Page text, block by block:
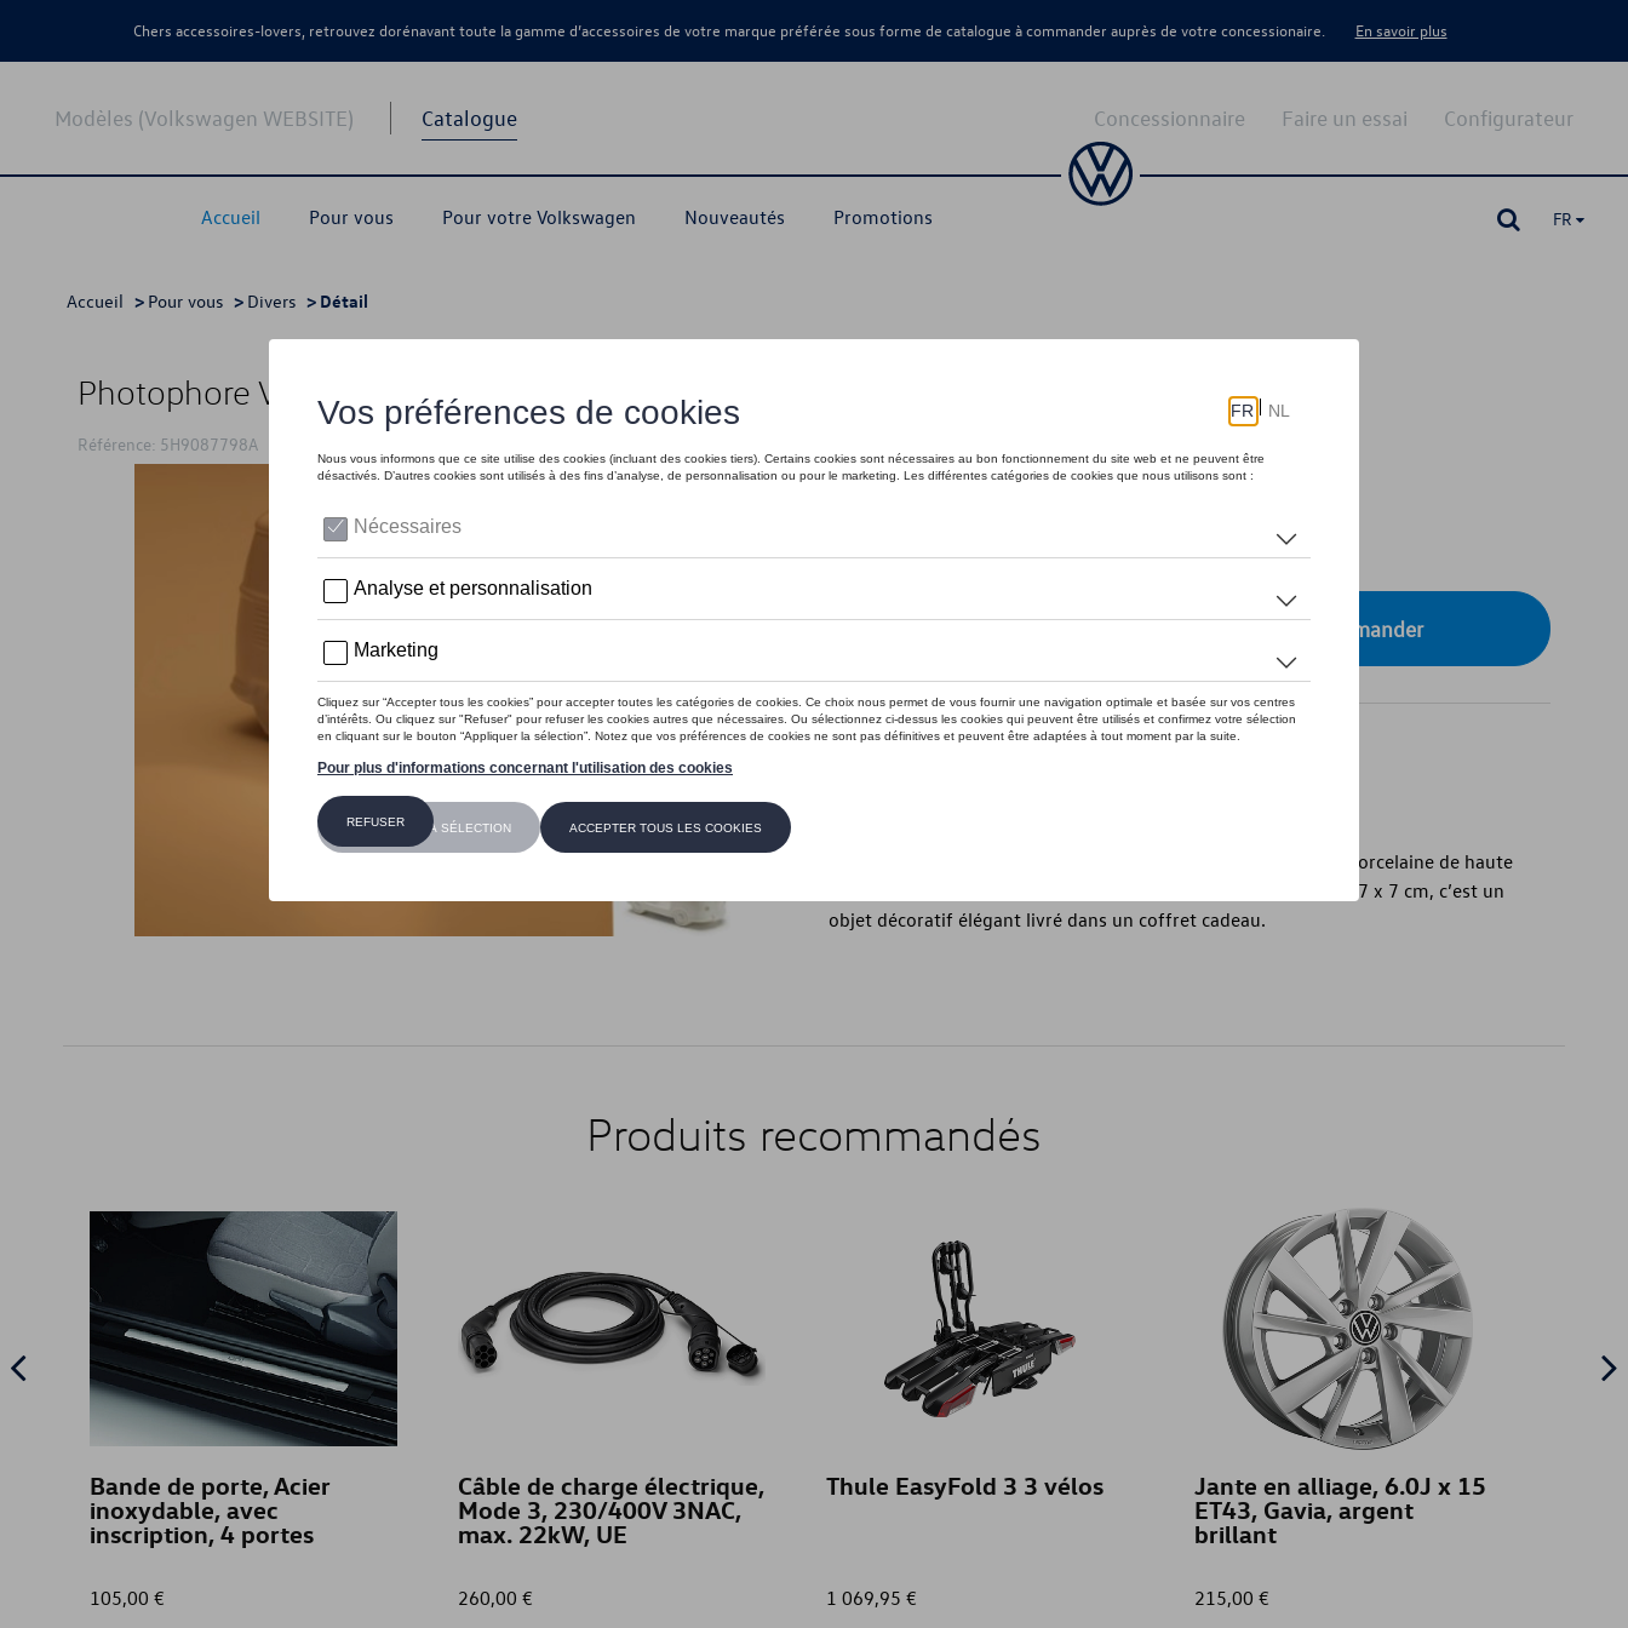
Chers accessoires-lovers, retrouvez dorénavant toute la gamme d’accessoires de votre marque préférée sous forme de catalogue à commander auprès de votre concessionaire. En savoir plus
Modèles (Volkswagen WEBSITE) Catalogue
Accueil Pour vous Pour votre Volkswagen Nouveautés Promotions
Configurateur
Faire un essai
Concessionnaire
FR
Accueil > Pour vous > Divers > Détail
Photophore VW au design T1
Référence: 5H9087798A
En stock
Contactez votre concessionnaire pour commander
Introduction
Ce porte-bougie chauffe-plat en forme de T1 est fabriqué en porcelaine de haute
qualité avec une finition mate blanche. D’une taille de 13,3 x 6,7 x 7 cm, c’est un
objet décoratif élégant livré dans un coffret cadeau.
Produits recommandés
Bande de porte, Acier
inoxydable, avec
inscription, 4 portes
105,00 €
Câble de charge électrique,
Mode 3, 230/400V 3NAC,
max. 22kW, UE
260,00 €
Thule EasyFold 3 3 vélos
1 069,95 €
Jante en alliage, 6.0J x 15
ET43, Gavia, argent
brillant
215,00 €